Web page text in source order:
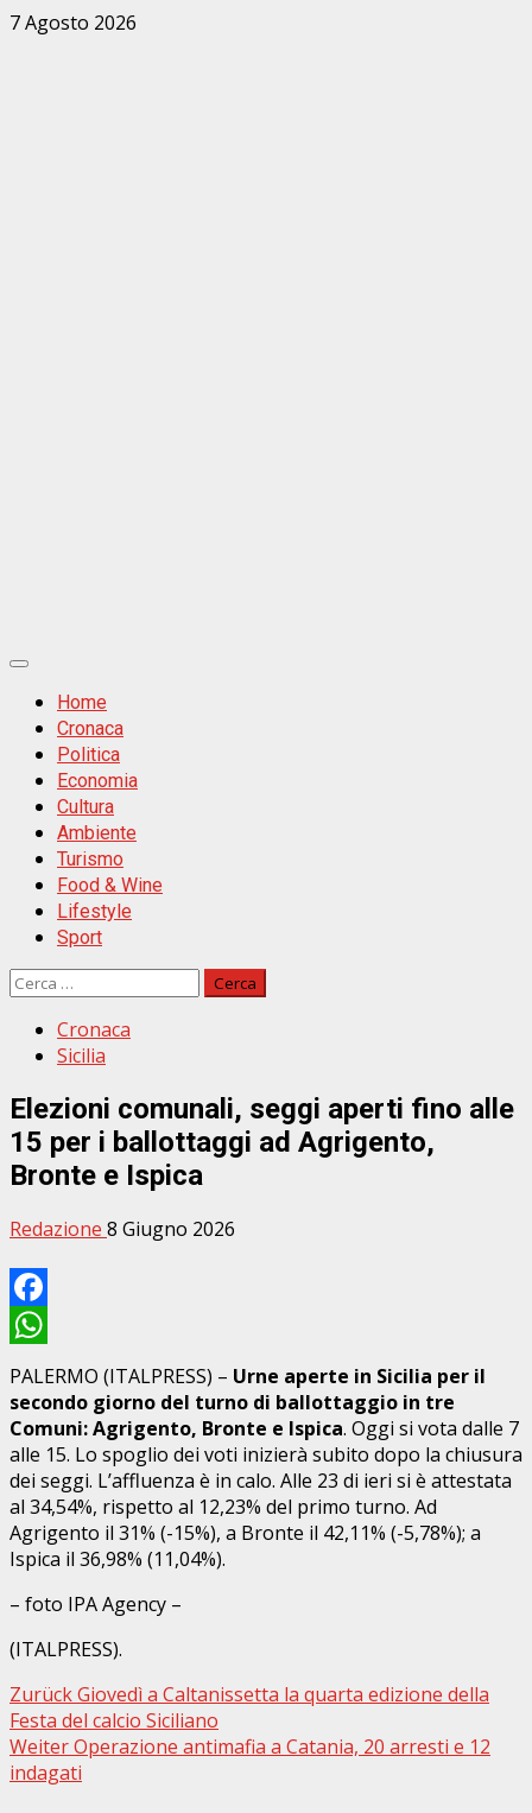
Zum
7 Agosto 2026
Primäres
MenüHome
Cronaca
Politica
Economia
Cultura
Ambiente
Turismo
Food & Wine
Lifestyle
Sport
Ricerca
Cronaca
Sicilia
Elezioni comunali, seggi aperti fino alle
15 per i ballottaggi ad Agrigento,
Bronte e Ispica
Redazione 8 Giugno 2026
Facebook
WhatsApp
PALERMO (ITALPRESS) – Urne aperte in Sicilia per il
secondo giorno del turno di ballottaggio in tre
Comuni: Agrigento, Bronte e Ispica. Oggi si vota dalle 7
alle 15. Lo spoglio dei voti inizierà subito dopo la chiusura
dei seggi. L’affluenza è in calo. Alle 23 di ieri si è attestata
al 34,54%, rispetto al 12,23% del primo turno. Ad
Agrigento il 31% (-15%), a Bronte il 42,11% (-5,78%); a
Ispica il 36,98% (11,04%).
– foto IPA Agency –
(ITALPRESS).
Beitragsnavigation
ZurückGiovedì a Caltanissetta la quarta edizione della
Festa del calcio Siciliano
WeiterOperazione antimafia a Catania, 20 arresti e 12
indagati